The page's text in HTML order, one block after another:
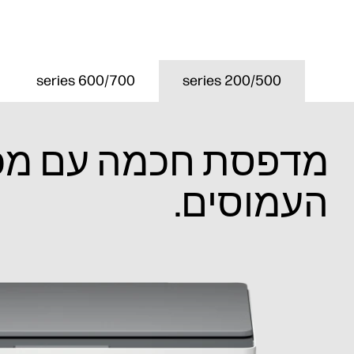
200/500 series
600/700 series
מדפסת חכמה עם
העמוסים.